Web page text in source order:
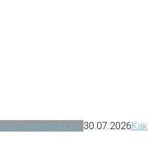
30.07.2026Как